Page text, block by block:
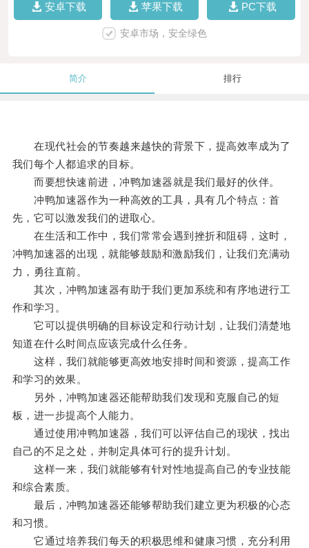
安卓下载 苹果下载 PC下载
安卓市场，安全绿色
简介 排行
在现代社会的节奏越来越快的背景下，提高效率成为了
我们每个人都追求的目标。
而要想快速前进，冲鸭加速器就是我们最好的伙伴。
冲鸭加速器作为一种高效的工具，具有几个特点：首
先，它可以激发我们的进取心。
在生活和工作中，我们常常会遇到挫折和阻碍，这时，
冲鸭加速器的出现，就能够鼓励和激励我们，让我们充满动
力，勇往直前。
其次，冲鸭加速器有助于我们更加系统和有序地进行工
作和学习。
它可以提供明确的目标设定和行动计划，让我们清楚地
知道在什么时间点应该完成什么任务。
这样，我们就能够更高效地安排时间和资源，提高工作
和学习的效果。
另外，冲鸭加速器还能帮助我们发现和克服自己的短
板，进一步提高个人能力。
通过使用冲鸭加速器，我们可以评估自己的现状，找出
自己的不足之处，并制定具体可行的提升计划。
这样一来，我们就能够有针对性地提高自己的专业技能
和综合素质。
最后，冲鸭加速器还能够帮助我们建立更为积极的心态
和习惯。
它通过培养我们每天的积极思维和健康习惯，充分利用